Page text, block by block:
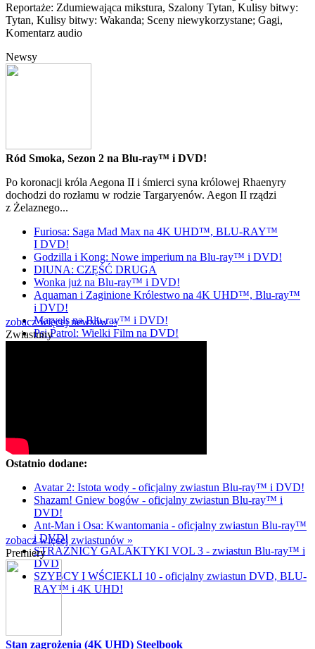
Reportaże: Zdumiewająca mikstura, Szalony Tytan, Kulisy bitwy:
Tytan, Kulisy bitwy: Wakanda; Sceny niewykorzystane; Gagi,
Komentarz audio
Newsy
Ród Smoka, Sezon 2 na Blu-ray™ i DVD!
Po koronacji króla Aegona II i śmierci syna królowej Rhaenyry
dochodzi do rozłamu w rodzie Targaryenów. Aegon II rządzi
z Żelaznego...
Furiosa: Saga Mad Max na 4K UHD™, BLU-RAY™
I DVD!
Godzilla i Kong: Nowe imperium na Blu-ray™ i DVD!
DIUNA: CZĘŚĆ DRUGA
Wonka już na Blu-ray™ i DVD!
Aquaman i Zaginione Królestwo na 4K UHD™, Blu-ray™
i DVD!
Marvels na Blu-ray™ i DVD!
Psi Patrol: Wielki Film na DVD!
zobacz więcej newsów »
Zwiastuny
Ostatnio dodane:
Avatar 2: Istota wody - oficjalny zwiastun Blu-ray™ i DVD!
Shazam! Gniew bogów - oficjalny zwiastun Blu-ray™ i
DVD!
Ant-Man i Osa: Kwantomania - oficjalny zwiastun Blu-ray™
i DVD!
STRAŻNICY GALAKTYKI VOL 3 - zwiastun Blu-ray™ i
DVD
SZYBCY I WŚCIEKLI 10 - oficjalny zwiastun DVD, BLU-
RAY™ i 4K UHD!
zobacz więcej zwiastunów »
Premiery
Stan zagrożenia (4K UHD) Steelbook